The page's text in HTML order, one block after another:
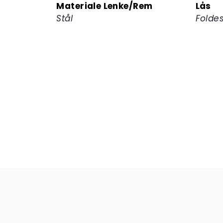
Materiale Lenke/Rem
Stål
Lås